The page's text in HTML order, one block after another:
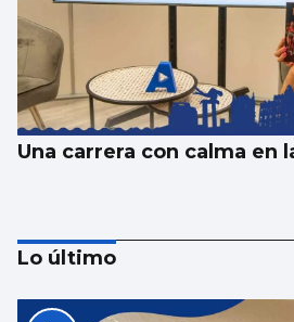
Una carrera con calma en
Lo último